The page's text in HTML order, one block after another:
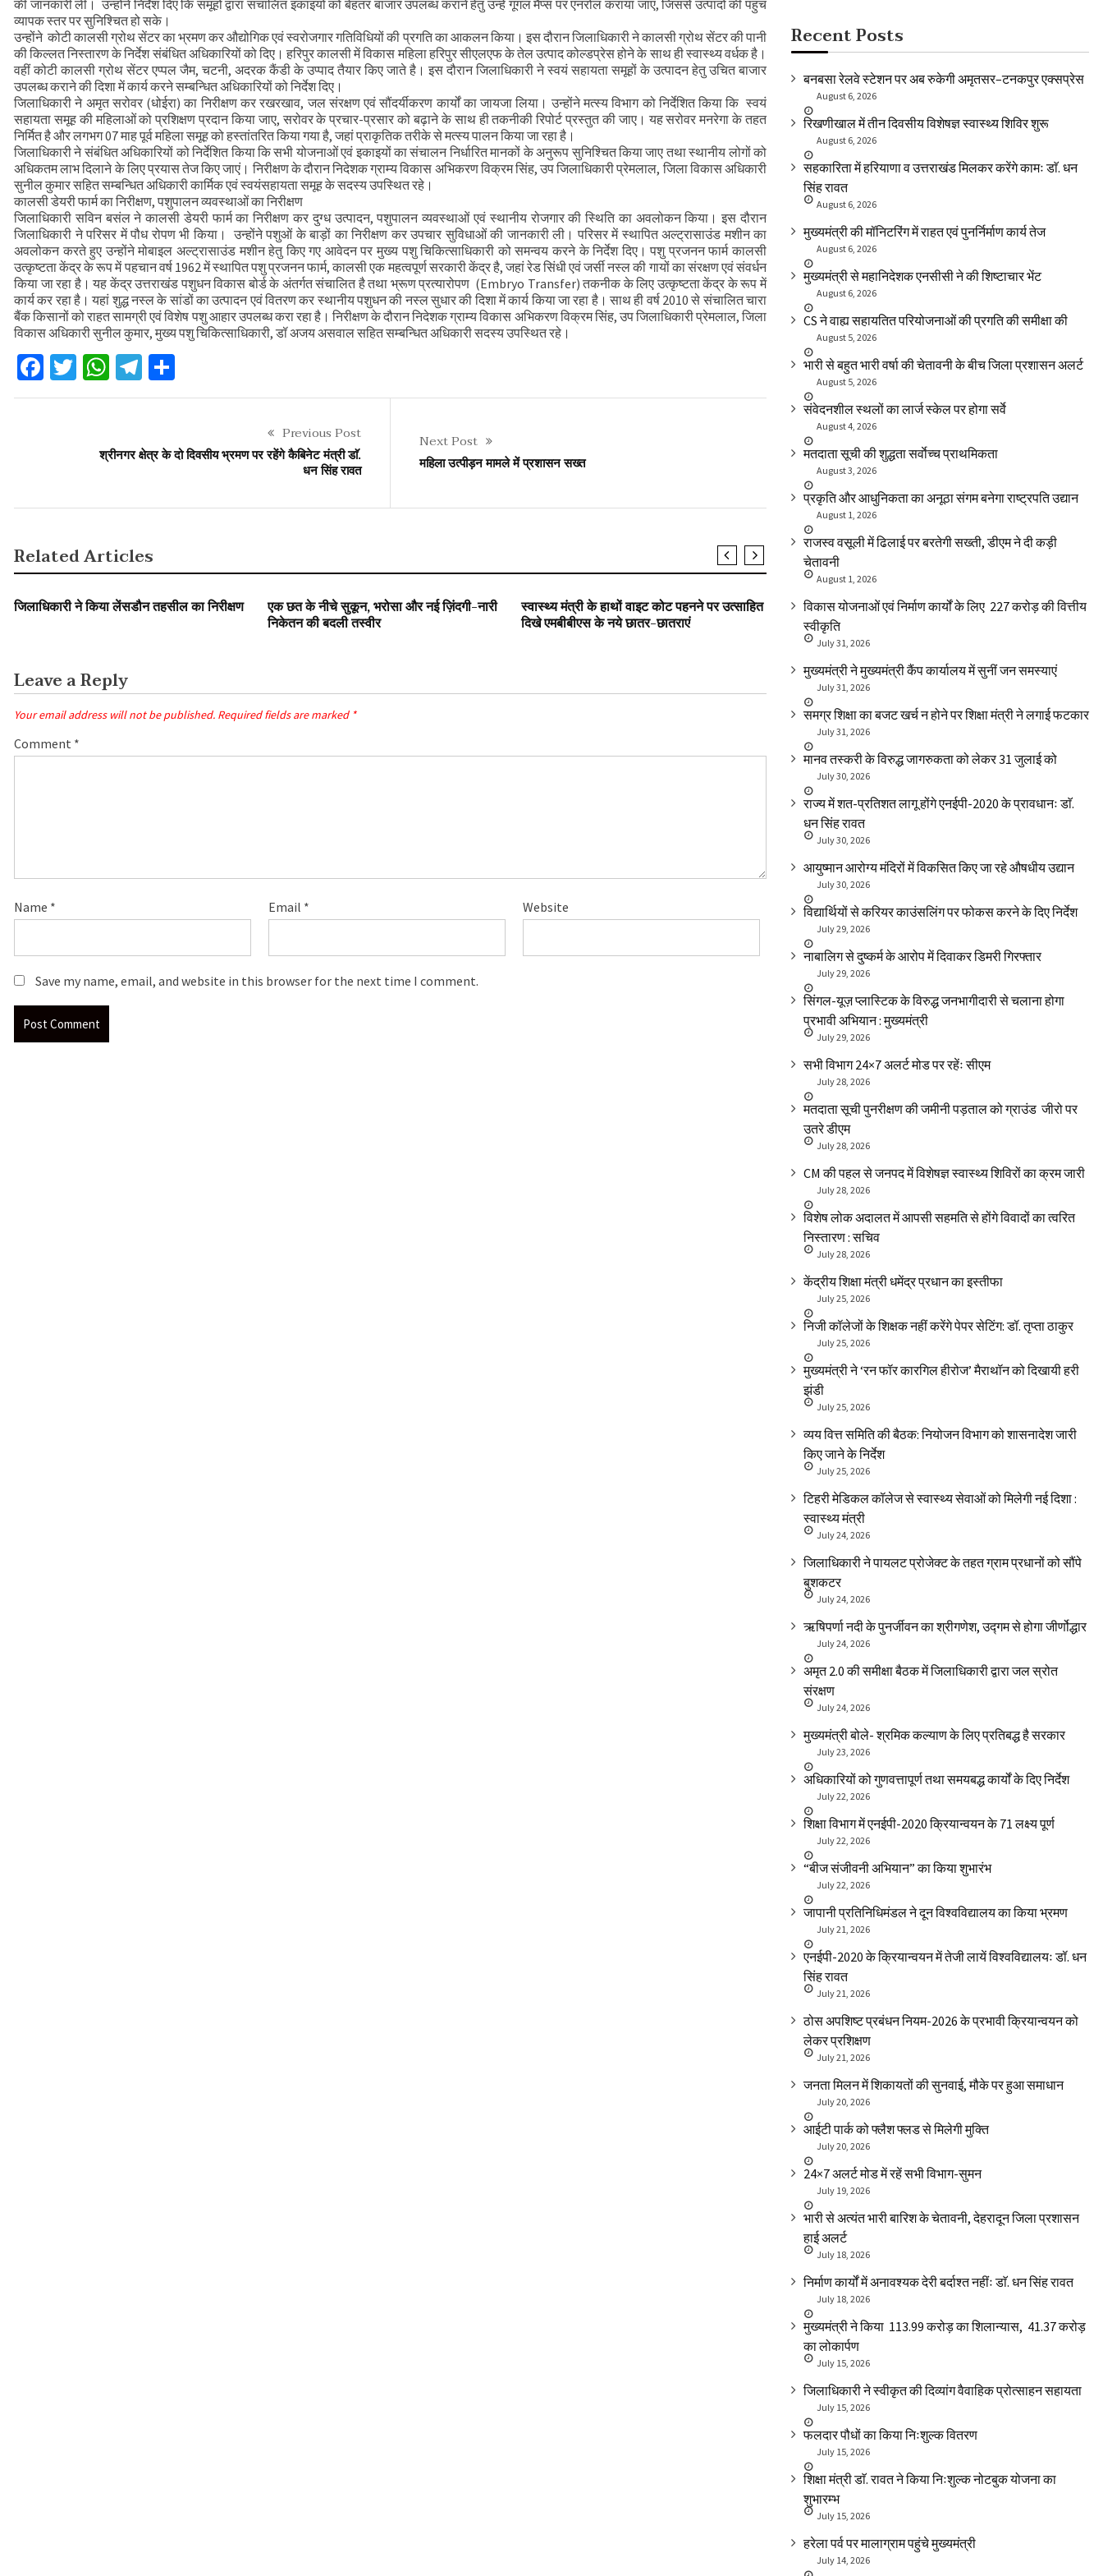
मुख्यमंत्री से महानिदेशक एनसीसी ने की शिष्टाचार भेंट
CS ने वाह्य सहायतित परियोजनाओं की प्रगति की समीक्षा की
की जानकारी ली। उन्होंने निर्देश दिए कि समूहों द्वारा संचालित इकाइयों को बेहतर बाजार उपलब्ध कराने हेतु उन्हें गूगल मैप्स पर एनरोल कराया जाए, जिससे उत्पादों की पहुंच
व्यापक स्तर पर सुनिश्चित हो सके।
उन्होंने कोटी कालसी ग्रोथ सेंटर का भ्रमण कर औद्योगिक एवं स्वरोजगार गतिविधियों की प्रगति का आकलन किया। इस दौरान जिलाधिकारी ने कालसी ग्रोथ सेंटर की पानी
की किल्लत निस्तारण के निर्देश संबंधित अधिकारियों को दिए। हरिपुर कालसी में विकास महिला हरिपुर सीएलएफ के तेल उत्पाद कोल्डप्रेस होने के साथ ही स्वास्थ्य वर्धक है।
वहीं कोटी कालसी ग्रोथ सेंटर एप्पल जैम, चटनी, अदरक कैंडी के उप्पाद तैयार किए जाते है। इस दौरान जिलाधिकारी ने स्वयं सहायता समूहों के उत्पादन हेतु उचित बाजार
उपलब्ध कराने की दिशा में कार्य करने सम्बन्धित अधिकारियों को निर्देश दिए।
जिलाधिकारी ने अमृत सरोवर (धोईरा) का निरीक्षण कर रखरखाव, जल संरक्षण एवं सौंदर्यीकरण कार्यों का जायजा लिया। उन्होंने मत्स्य विभाग को निर्देशित किया कि स्वयं
सहायता समूह की महिलाओं को प्रशिक्षण प्रदान किया जाए, सरोवर के प्रचार-प्रसार को बढ़ाने के साथ ही तकनीकी रिपोर्ट प्रस्तुत की जाए। यह सरोवर मनरेगा के तहत
निर्मित है और लगभग 07 माह पूर्व महिला समूह को हस्तांतरित किया गया है, जहां प्राकृतिक तरीके से मत्स्य पालन किया जा रहा है।
जिलाधिकारी ने संबंधित अधिकारियों को निर्देशित किया कि सभी योजनाओं एवं इकाइयों का संचालन निर्धारित मानकों के अनुरूप सुनिश्चित किया जाए तथा स्थानीय लोगों को
अधिकतम लाभ दिलाने के लिए प्रयास तेज किए जाएं। निरीक्षण के दौरान निदेशक ग्राम्य विकास अभिकरण विक्रम सिंह, उप जिलाधिकारी प्रेमलाल, जिला विकास अधिकारी
सुनील कुमार सहित सम्बन्धित अधिकारी कार्मिक एवं स्वयंसहायता समूह के सदस्य उपस्थित रहे।
कालसी डेयरी फार्म का निरीक्षण, पशुपालन व्यवस्थाओं का निरीक्षण
जिलाधिकारी सविन बसंल ने कालसी डेयरी फार्म का निरीक्षण कर दुग्ध उत्पादन, पशुपालन व्यवस्थाओं एवं स्थानीय रोजगार की स्थिति का अवलोकन किया। इस दौरान
जिलाधिकारी ने परिसर में पौध रोपण भी किया। उन्होंने पशुओं के बाड़ों का निरीक्षण कर उपचार सुविधाओं की जानकारी ली। परिसर में स्थापित अल्ट्रासाउंड मशीन का
अवलोकन करते हुए उन्होंने मोबाइल अल्ट्रासाउंड मशीन हेतु किए गए आवेदन पर मुख्य पशु चिकित्साधिकारी को समन्वय करने के निर्देश दिए। पशु प्रजनन फार्म कालसी
उत्कृष्टता केंद्र के रूप में पहचान वर्ष 1962 में स्थापित पशु प्रजनन फार्म, कालसी एक महत्वपूर्ण सरकारी केंद्र है, जहां रेड सिंधी एवं जर्सी नस्ल की गायों का संरक्षण एवं संवर्धन
किया जा रहा है। यह केंद्र उत्तराखंड पशुधन विकास बोर्ड के अंतर्गत संचालित है तथा भ्रूण प्रत्यारोपण (Embryo Transfer) तकनीक के लिए उत्कृष्टता केंद्र के रूप में
कार्य कर रहा है। यहां शुद्ध नस्ल के सांडों का उत्पादन एवं वितरण कर स्थानीय पशुधन की नस्ल सुधार की दिशा में कार्य किया जा रहा है। साथ ही वर्ष 2010 से संचालित चारा
बैंक किसानों को राहत सामग्री एवं विशेष पशु आहार उपलब्ध करा रहा है। निरीक्षण के दौरान निदेशक ग्राम्य विकास अभिकरण विक्रम सिंह, उप जिलाधिकारी प्रेमलाल, जिला
विकास अधिकारी सुनील कुमार, मुख्य पशु चिकित्साधिकारी, डॉ अजय असवाल सहित सम्बन्धित अधिकारी सदस्य उपस्थित रहे।
Facebook
Twitter
WhatsApp
Telegram
Previous Post
श्रीनगर क्षेत्र के दो दिवसीय भ्रमण पर रहेंगे कैबिनेट मंत्री डाॅ.
धन सिंह रावत
Next Post
महिला उत्पीड़न मामले में प्रशासन सख्त
Related Articles
जिलाधिकारी ने किया लेंसडौन तहसील का निरीक्षण एक छत के नीचे सुकून, भरोसा और नई ज़िंदगी-नारी
निकेतन की बदली तस्वीर
स्वास्थ्य मंत्री के हाथों वाइट कोट पहनने पर उत्साहित
दिखे एमबीबीएस के नये छात्र-छात्राएं
SLIDER युवा जगत/ शिक्षा
एक हजार अतिथि शिक्षकों की होगी भर्ती: डॉ. धन सिंह मुख्यमंत्री ने
Leave a Reply
Your email address will not be published. Required fields are marked *
Comment *
Name * Email * Website
Save my name, email, and website in this browser for the next time I comment.
Recent Posts
बनबसा रेलवे स्टेशन पर अब रुकेगी अमृतसर–टनकपुर एक्सप्रेस
August 6, 2026
रिखणीखाल में तीन दिवसीय विशेषज्ञ स्वास्थ्य शिविर शुरू
August 6, 2026
सहकारिता में हरियाणा व उत्तराखंड मिलकर करेंगे कामः डाॅ. धन
सिंह रावत
August 6, 2026
मुख्यमंत्री की मॉनिटरिंग में राहत एवं पुनर्निर्माण कार्य तेज
August 6, 2026
मुख्यमंत्री से महानिदेशक एनसीसी ने की शिष्टाचार भेंट
August 6, 2026
CS ने वाह्य सहायतित परियोजनाओं की प्रगति की समीक्षा की
August 5, 2026
भारी से बहुत भारी वर्षा की चेतावनी के बीच जिला प्रशासन अलर्ट
August 5, 2026
संवेदनशील स्थलों का लार्ज स्केल पर होगा सर्वे
August 4, 2026
मतदाता सूची की शुद्धता सर्वाेच्च प्राथमिकता
August 3, 2026
प्रकृति और आधुनिकता का अनूठा संगम बनेगा राष्ट्रपति उद्यान
August 1, 2026
राजस्व वसूली में ढिलाई पर बरतेगी सख्ती, डीएम ने दी कड़ी
चेतावनी
August 1, 2026
विकास योजनाओं एवं निर्माण कार्यों के लिए ₹ 227 करोड़ की वित्तीय
स्वीकृति
July 31, 2026
मुख्यमंत्री ने मुख्यमंत्री कैंप कार्यालय में सुनीं जन समस्याएं
July 31, 2026
समग्र शिक्षा का बजट खर्च न होने पर शिक्षा मंत्री ने लगाई फटकार
July 31, 2026
मानव तस्करी के विरुद्ध जागरुकता को लेकर 31 जुलाई को
July 30, 2026
राज्य में शत-प्रतिशत लागू होंगे एनईपी-2020 के प्रावधानः डाॅ.
धन सिंह रावत
July 30, 2026
आयुष्मान आरोग्य मंदिरों में विकसित किए जा रहे औषधीय उद्यान
July 30, 2026
विद्यार्थियों से करियर काउंसलिंग पर फोकस करने के दिए निर्देश
July 29, 2026
नाबालिग से दुष्कर्म के आरोप में दिवाकर डिमरी गिरफ्तार
July 29, 2026
सिंगल-यूज़ प्लास्टिक के विरुद्ध जनभागीदारी से चलाना होगा
प्रभावी अभियान : मुख्यमंत्री
July 29, 2026
सभी विभाग 24×7 अलर्ट मोड पर रहेंः सीएम
July 28, 2026
मतदाता सूची पुनरीक्षण की जमीनी पड़ताल को ग्राउंड जीरो पर
उतरे डीएम
July 28, 2026
CM की पहल से जनपद में विशेषज्ञ स्वास्थ्य शिविरों का क्रम जारी
July 28, 2026
विशेष लोक अदालत में आपसी सहमति से होंगे विवादों का त्वरित
निस्तारण : सचिव
July 28, 2026
केंद्रीय शिक्षा मंत्री धमेंद्र प्रधान का इस्तीफा
July 25, 2026
निजी कॉलेजों के शिक्षक नहीं करेंगे पेपर सेटिंग: डॉ. तृप्ता ठाकुर
July 25, 2026
मुख्यमंत्री ने ‘रन फॉर कारगिल हीरोज’ मैराथॉन को दिखायी हरी
झंडी
July 25, 2026
व्यय वित्त समिति की बैठक: नियोजन विभाग को शासनादेश जारी
किए जाने के निर्देश
July 25, 2026
टिहरी मेडिकल कॉलेज से स्वास्थ्य सेवाओं को मिलेगी नई दिशा :
स्वास्थ्य मंत्री
July 24, 2026
जिलाधिकारी ने पायलट प्रोजेक्ट के तहत ग्राम प्रधानों को सौंपे
बुशकटर
July 24, 2026
ऋषिपर्णा नदी के पुनर्जीवन का श्रीगणेश, उद्गम से होगा जीर्णोद्धार
July 24, 2026
अमृत 2.0 की समीक्षा बैठक में जिलाधिकारी द्वारा जल स्रोत
संरक्षण
July 24, 2026
मुख्यमंत्री बोले- श्रमिक कल्याण के लिए प्रतिबद्ध है सरकार
July 23, 2026
अधिकारियों को गुणवत्तापूर्ण तथा समयबद्ध कार्यों के दिए निर्देश
July 22, 2026
शिक्षा विभाग में एनईपी-2020 क्रियान्वयन के 71 लक्ष्य पूर्ण
July 22, 2026
“बीज संजीवनी अभियान” का किया शुभारंभ
July 22, 2026
जापानी प्रतिनिधिमंडल ने दून विश्वविद्यालय का किया भ्रमण
July 21, 2026
एनईपी-2020 के क्रियान्वयन में तेजी लायें विश्वविद्यालयः डॉ. धन
सिंह रावत
July 21, 2026
ठोस अपशिष्ट प्रबंधन नियम-2026 के प्रभावी क्रियान्वयन को
लेकर प्रशिक्षण
July 21, 2026
जनता मिलन में शिकायतों की सुनवाई, मौके पर हुआ समाधान
July 20, 2026
आईटी पार्क को फ्लैश फ्लड से मिलेगी मुक्ति
July 20, 2026
24×7 अलर्ट मोड में रहें सभी विभाग-सुमन
July 19, 2026
भारी से अत्यंत भारी बारिश के चेतावनी, देहरादून जिला प्रशासन
हाई अलर्ट
July 18, 2026
निर्माण कार्यों में अनावश्यक देरी बर्दाश्त नहींः डाॅ. धन सिंह रावत
July 18, 2026
मुख्यमंत्री ने किया ₹ 113.99 करोड़ का शिलान्यास, ₹ 41.37 करोड़
का लोकार्पण
July 15, 2026
जिलाधिकारी ने स्वीकृत की दिव्यांग वैवाहिक प्रोत्साहन सहायता
July 15, 2026
फलदार पौधों का किया निःशुल्क वितरण
July 15, 2026
शिक्षा मंत्री डाॅ. रावत ने किया निःशुल्क नोटबुक योजना का
शुभारम्भ
July 15, 2026
हरेला पर्व पर मालाग्राम पहुंचे मुख्यमंत्री
July 14, 2026